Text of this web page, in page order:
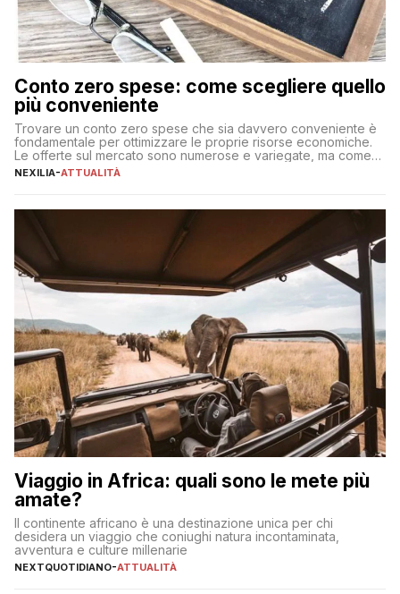
Conto zero spese: come scegliere quello
più conveniente
Trovare un conto zero spese che sia davvero conveniente è
fondamentale per ottimizzare le proprie risorse economiche.
Le offerte sul mercato sono numerose e variegate, ma come
individuare quella più adatta alle proprie esigenze senza
sul […]
NEXILIA-ATTUALITÀ
Viaggio in Africa: quali sono le mete più
amate?
Il continente africano è una destinazione unica per chi
desidera un viaggio che coniughi natura incontaminata,
avventura e culture millenarie
NEXTQUOTIDIANO-ATTUALITÀ